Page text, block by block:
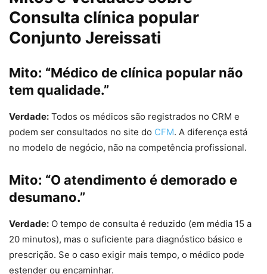
Consulta clínica popular
Conjunto Jereissati
Mito: “Médico de clínica popular não
tem qualidade.”
Verdade: Todos os médicos são registrados no CRM e
podem ser consultados no site do CFM. A diferença está
no modelo de negócio, não na competência profissional.
Mito: “O atendimento é demorado e
desumano.”
Verdade: O tempo de consulta é reduzido (em média 15 a
20 minutos), mas o suficiente para diagnóstico básico e
prescrição. Se o caso exigir mais tempo, o médico pode
estender ou encaminhar.